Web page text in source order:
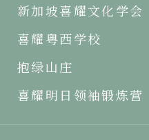
新加坡喜耀文化学会
喜耀粤西学校
抱绿山庄
喜耀明日领袖锻炼营